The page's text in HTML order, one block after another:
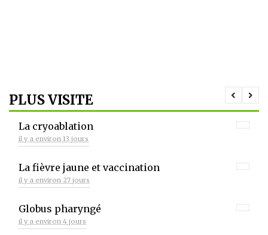
PLUS VISITE
La cryoablation
il y a environ 13 jours
La fièvre jaune et vaccination
il y a environ 27 jours
Globus pharyngé
il y a environ 4 jours